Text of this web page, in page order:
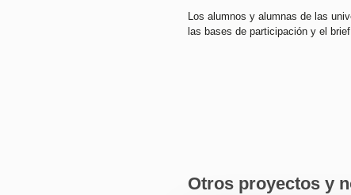
Los alumnos y alumnas de las
las bases de participación y el
Otros proyectos y